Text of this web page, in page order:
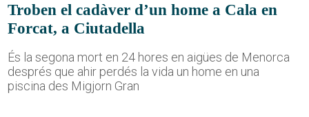
Troben el cadàver d’un home a Cala en
Forcat, a Ciutadella
És la segona mort en 24 hores en aigües de Menorca
després que ahir perdés la vida un home en una
piscina des Migjorn Gran